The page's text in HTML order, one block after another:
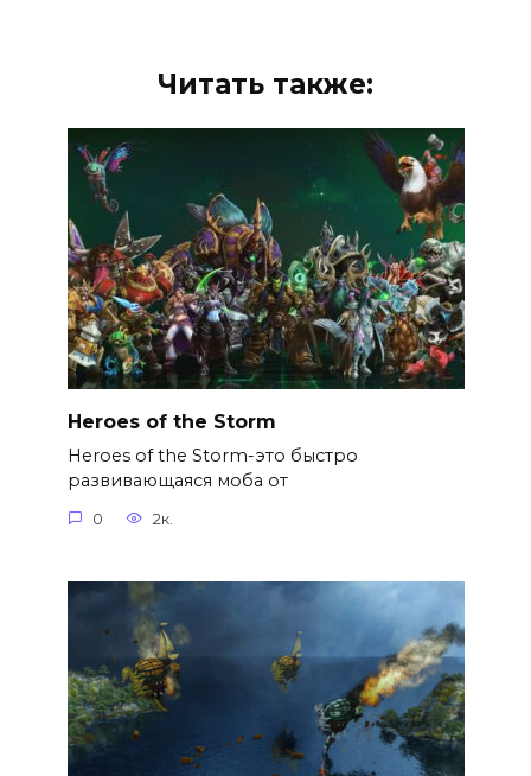
Читать также:
Heroes of the Storm
Heroes of the Storm-это быстро
развивающаяся моба от
0 2к.